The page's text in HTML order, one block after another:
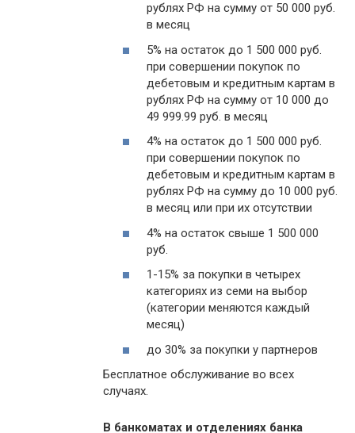
рублях РФ на сумму от 50 000 руб.
в месяц
5% на остаток до 1 500 000 руб.
при совершении покупок по
дебетовым и кредитным картам в
рублях РФ на сумму от 10 000 до
49 999.99 руб. в месяц
4% на остаток до 1 500 000 руб.
при совершении покупок по
дебетовым и кредитным картам в
рублях РФ на сумму до 10 000 руб.
в месяц или при их отсутствии
4% на остаток свыше 1 500 000
руб.
1-15% за покупки в четырех
категориях из семи на выбор
(категории меняются каждый
месяц)
до 30% за покупки у партнеров
Бесплатное обслуживание во всех
случаях.
В банкоматах и отделениях банка